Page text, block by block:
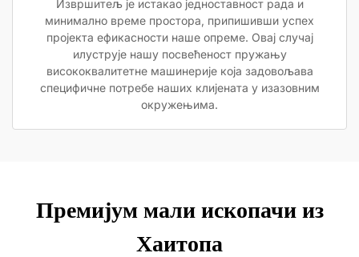
Извршитељ је истакао једноставност рада и
минимално време простора, припишивши успех
пројекта ефикасности наше опреме. Овај случај
илуструје нашу посвећеност пружању
висококвалитетне машинерије која задовољава
специфичне потребе наших клијената у изазовним
окружењима.
Премијум мали ископачи из
Хаитопа